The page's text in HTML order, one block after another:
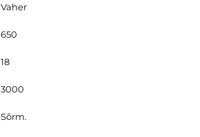
Vaher
650
18
3000
Sõrm.